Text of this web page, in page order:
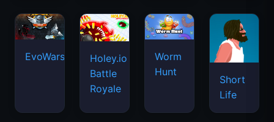
EvoWars.io
Holey.io
Battle
Royale
Worm
Hunt
Short
Life